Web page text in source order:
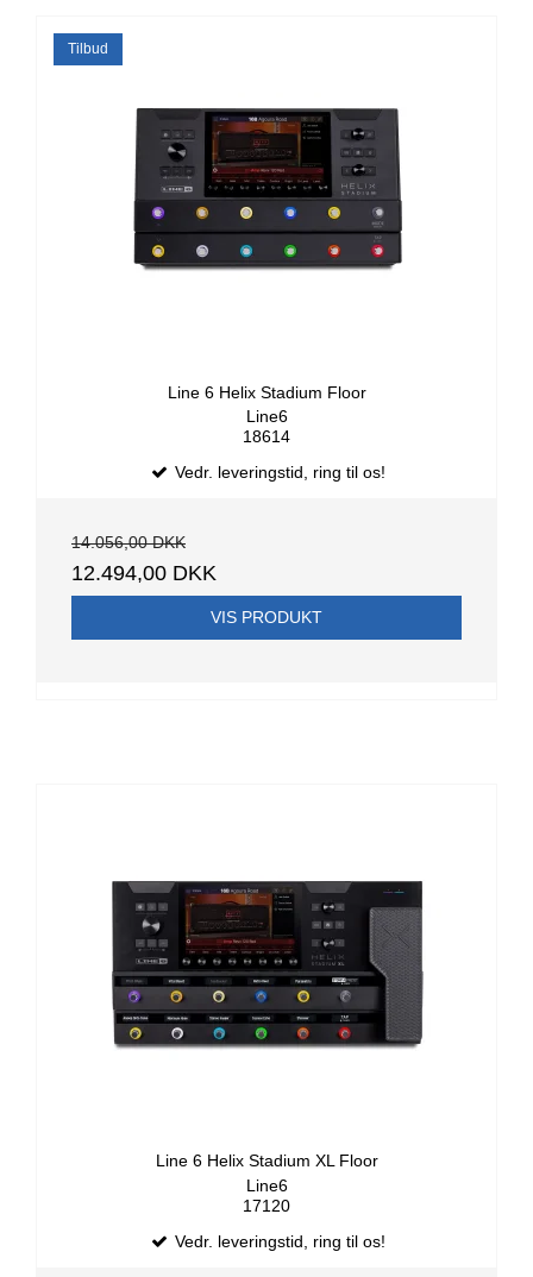
Tilbud
Line 6 Helix Stadium Floor
Line6
18614
Vedr. leveringstid, ring til os!
14.056,00 DKK
12.494,00 DKK
VIS PRODUKT
Line 6 Helix Stadium XL Floor
Line6
17120
Vedr. leveringstid, ring til os!